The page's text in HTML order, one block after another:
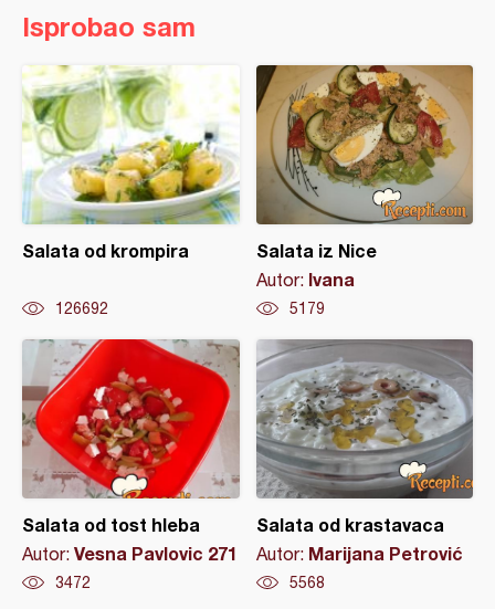
Isprobao sam
Salata od krompira
126692
Salata iz Nice
Autor: Ivana
5179
Salata od tost hleba
Autor: Vesna Pavlovic 271
3472
Salata od krastavaca
Autor: Marijana Petrović
5568